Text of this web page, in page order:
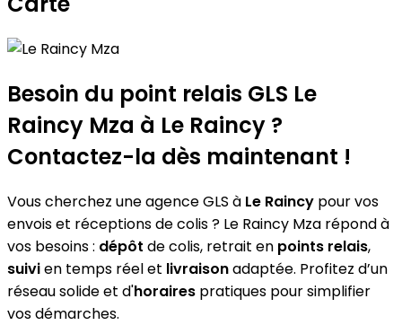
+
−
Besoin du point relais GLS Le
Raincy Mza à Le Raincy ?
Contactez-la dès maintenant !
Vous cherchez une agence GLS à Le Raincy pour vos
envois et réceptions de colis ? Le Raincy Mza répond à
vos besoins : dépôt de colis, retrait en points relais,
suivien temps réel et livraisonadaptée. Profitez d’un
réseau solide et d'horaires pratiques pour simplifier
vos démarches.